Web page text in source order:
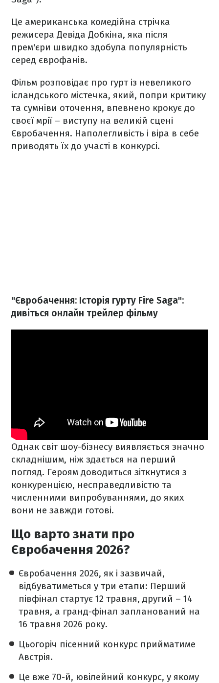
Це американська комедійна стрічка
режисера Девіда Добкіна, яка після
прем'єри швидко здобула популярність
серед єврофанів.
Фільм розповідає про гурт із невеликого
ісландського містечка, який, попри критику
та сумніви оточення, впевнено крокує до
своєї мрії – виступу на великій сцені
Євробачення. Наполегливість і віра в себе
приводять їх до участі в конкурсі.
"Євробачення: Історія гурту Fire Saga":
дивіться онлайн трейлер фільму
Однак світ шоу-бізнесу виявляється значно
складнішим, ніж здається на перший
погляд. Героям доводиться зіткнутися з
конкуренцією, несправедливістю та
численними випробуваннями, до яких
вони не завжди готові.
Що варто знати про
Євробачення 2026?
Євробачення 2026, як і зазвичай,
відбуватиметься у три етапи: Перший
півфінал стартує 12 травня, другий – 14
травня, а гранд-фінал запланований на
16 травня 2026 року.
Цьогоріч пісенний конкурс прийматиме
Австрія.
Це вже 70-й, ювілейний конкурс, у якому